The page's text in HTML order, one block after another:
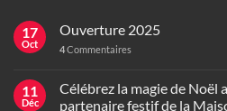
17
Oct
Ouverture 2025
4Commentaires
11
Déc
Célébrez la magie de Noël
partenaire festif de la